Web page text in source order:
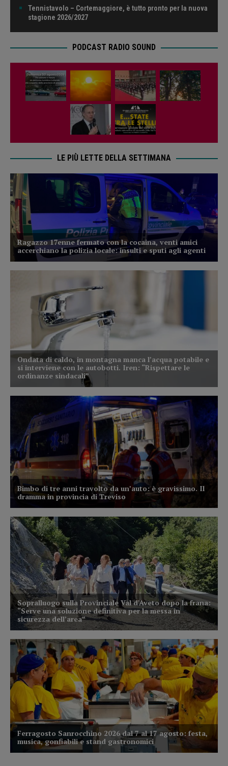
Tennistavolo – Cortemaggiore, è tutto pronto per la nuova
stagione 2026/2027
PODCAST RADIO SOUND
LE PIÙ LETTE DELLA SETTIMANA